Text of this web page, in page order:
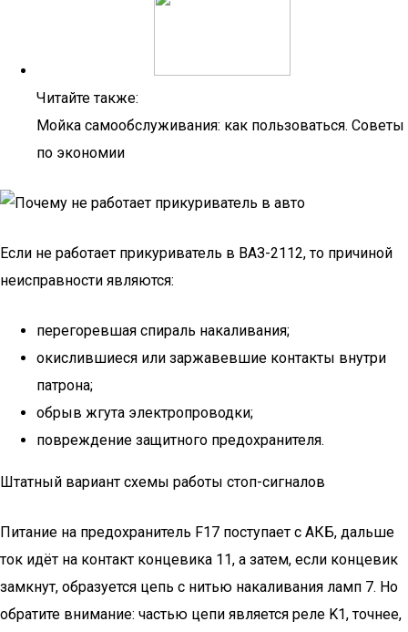
Читайте также:
Мойка самообслуживания: как пользоваться. Советы
по экономии
Если не работает прикуриватель в ВАЗ-2112, то причиной
неисправности являются:
перегоревшая спираль накаливания;
окислившиеся или заржавевшие контакты внутри
патрона;
обрыв жгута электропроводки;
повреждение защитного предохранителя.
Штатный вариант схемы работы стоп-сигналов
Питание на предохранитель F17 поступает с АКБ, дальше
ток идёт на контакт концевика 11, а затем, если концевик
замкнут, образуется цепь с нитью накаливания ламп 7. Но
обратите внимание: частью цепи является реле K1, точнее,